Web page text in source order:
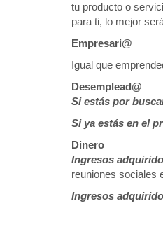
tu producto o
para ti, lo mejor
Empresari@
Igual que
Desemplead@
Si estás por
Si ya estás en el
Dinero
Ingresos
reuniones sociales
Ingresos